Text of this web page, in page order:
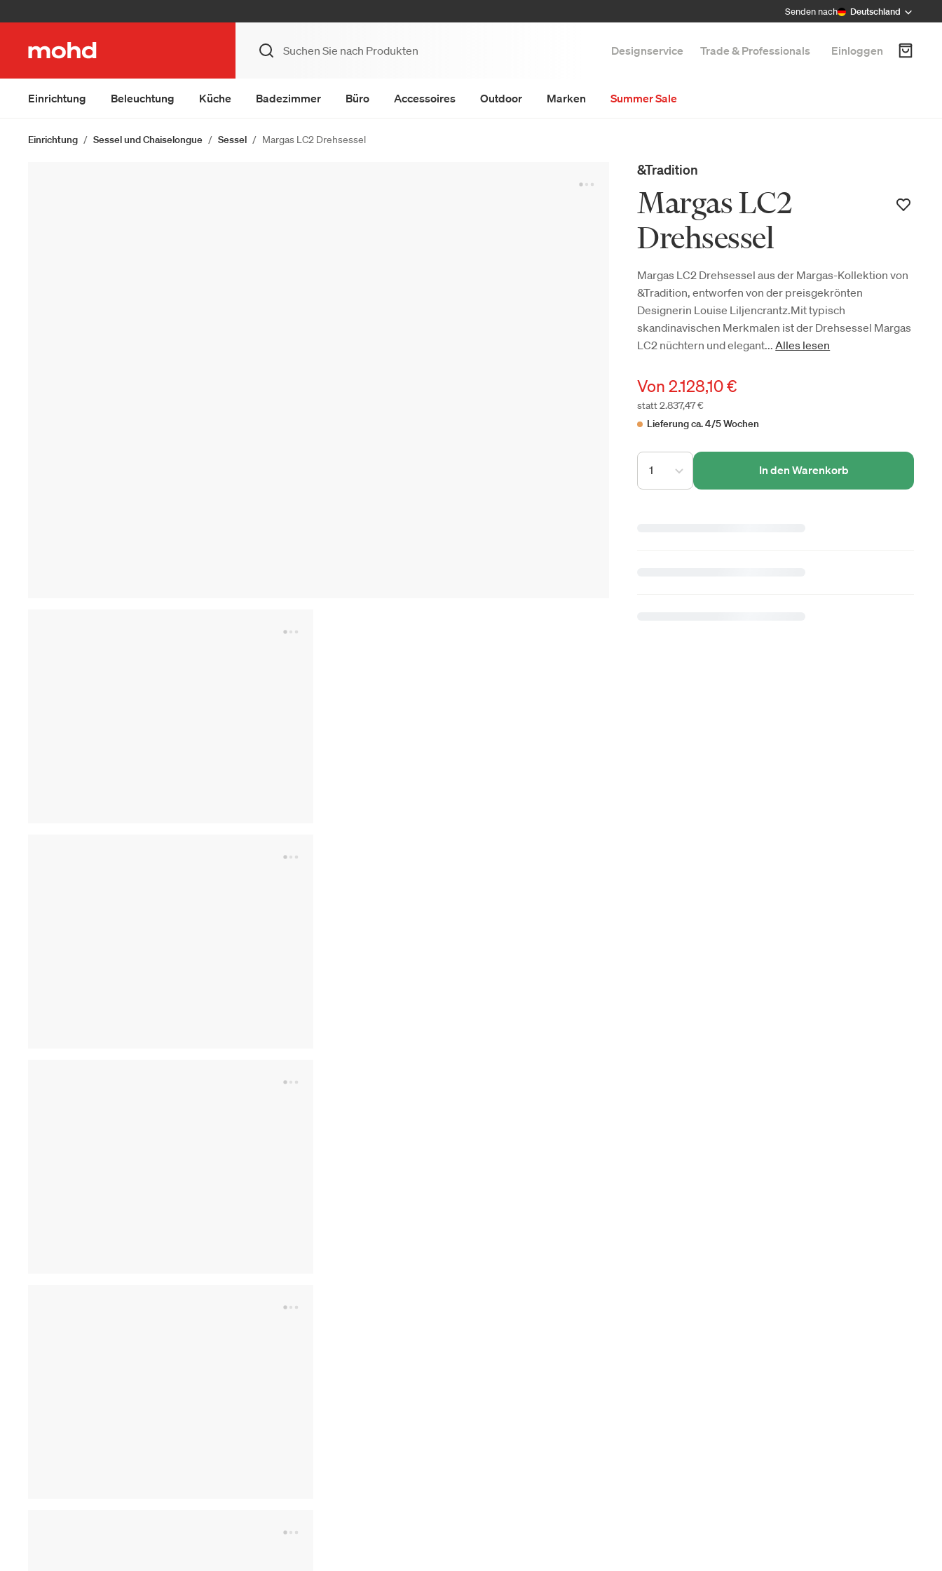
Senden nach Deutschland
Designservice Trade & Professionals Einloggen
Einrichtung Beleuchtung Küche Badezimmer Büro Accessoires Outdoor Marken Summer Sale
Einrichtung Sessel und Chaiselongue Sessel Margas LC2 Drehsessel
&Tradition
Margas LC2
Drehsessel
Margas LC2 Drehsessel aus der Margas-Kollektion von
&Tradition, entworfen von der preisgekrönten
Designerin Louise Liljencrantz.Mit typisch
skandinavischen Merkmalen ist der Drehsessel Margas
LC2 nüchtern und elegant... Alles lesen
Von 2.128,10 €
statt 2.837,47 €
Lieferung ca. 4/5 Wochen
1 In den Warenkorb